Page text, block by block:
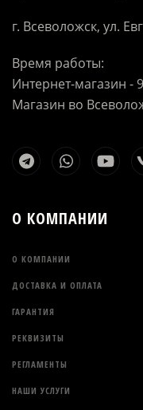
г. Всеволожск, ул.
Время работы:
Интернет-магазин -
Магазин во
О КОМПАНИИ
О КОМПАНИИ
ДОСТАВКА И ОПЛАТА
ГАРАНТИЯ
РЕКВИЗИТЫ
РЕГЛАМЕНТЫ
НАШИ УСЛУГИ